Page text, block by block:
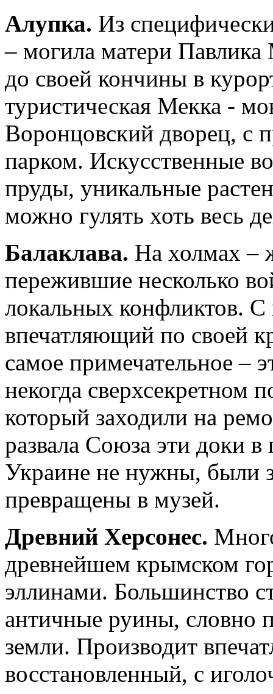
Алупка. Из
– могила матери
до своей кончины в
туристическая Мекка -
Воронцовский дворец, с
парком. Искусственные
пруды, уникальные
можно гулять хоть весь
Балаклава. На холмах –
пережившие несколько
локальных конфликтов. С
впечатляющий по своей
самое примечательное –
некогда сверхсекретном
который заходили на
развала Союза эти доки в
Украине не нужны, были
превращены в музей.
Древний Херсонес.
древнейшем крымском
эллинами. Большинство
античные руины, словно
земли. Производит
восстановленный, с